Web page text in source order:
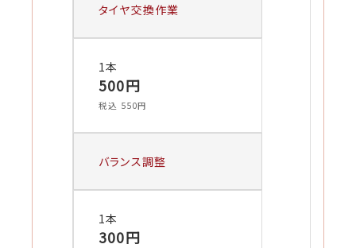
タイヤ交換作業
1本
500円
税込 550円
バランス調整
1本
300円